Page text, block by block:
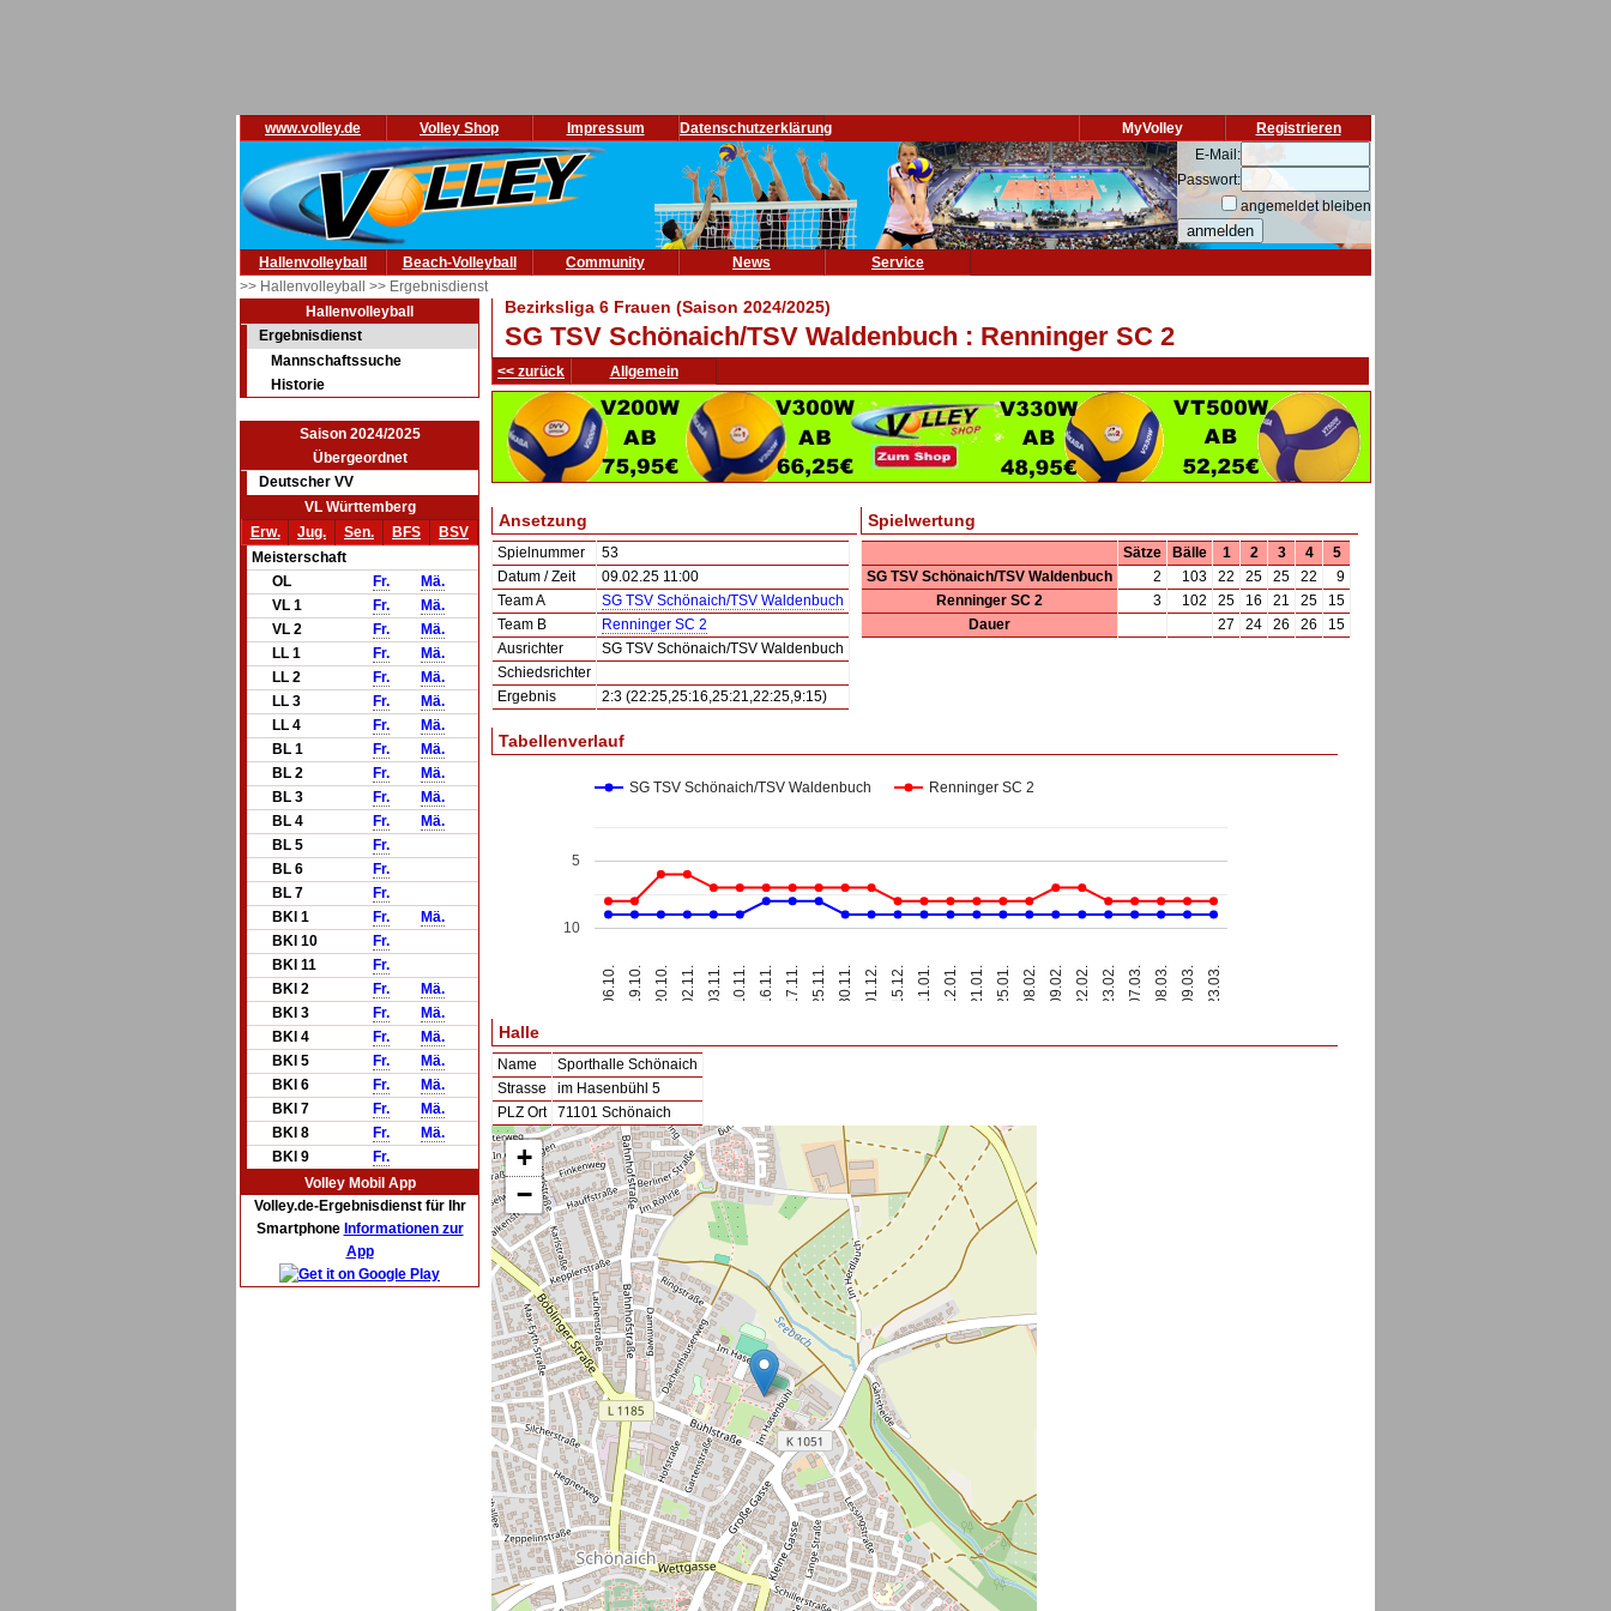
www.volley.de Volley Shop Impressum Datenschutzerklärung Registrieren
MyVolley
E-Mail:
Passwort:
angemeldet bleiben
Hallenvolleyball Beach-Volleyball Community News
Service
>> Hallenvolleyball >> Ergebnisdienst
Hallenvolleyball
Ergebnisdienst
Mannschaftssuche
Historie
Saison 2024/2025
Übergeordnet
Deutscher VV
VL Württemberg
Erw.
Jug. Sen. BFS
BSV
Meisterschaft
OL
Fr.
Mä.
VL 1
Fr.
Mä.
VL 2
Fr.
Mä.
LL 1
Fr.
Mä.
LL 2
Fr.
Mä.
LL 3
Fr.
Mä.
LL 4
Fr.
Mä.
BL 1
Fr.
Mä.
BL 2
Fr.
Mä.
BL 3
Fr.
Mä.
BL 4
Fr.
Mä.
BL 5
Fr.
BL 6
Fr.
BL 7
Fr.
BKl 1
Fr.
Mä.
BKl 10
Fr.
BKl 11
Fr.
BKl 2
Fr.
Mä.
BKl 3
Fr.
Mä.
BKl 4
Fr.
Mä.
BKl 5
Fr.
Mä.
BKl 6
Fr.
Mä.
BKl 7
Fr.
Mä.
BKl 8
Fr.
Mä.
BKl 9
Fr.
Volley Mobil App
Volley.de-Ergebnisdienst für Ihr
Smartphone Informationen zur
App
Bezirksliga 6 Frauen (Saison 2024/2025)
SG TSV Schönaich/TSV Waldenbuch : Renninger SC 2
<< zurück Allgemein
Ansetzung
Spielnummer
53
Datum / Zeit
09.02.25 11:00
Team A
SG TSV Schönaich/TSV Waldenbuch
Team B
Renninger SC 2
Ausrichter
SG TSV Schönaich/TSV Waldenbuch
Schiedsrichter
Ergebnis
2:3 (22:25,25:16,25:21,22:25,9:15)
Spielwertung
Sätze Bälle 1 2 3 4
5
SG TSV Schönaich/TSV Waldenbuch
2 103 22 25 25 22
9
Renninger SC 2
3 102 25 16 21 25
15
Dauer
27 24 26 26 15
Tabellenverlauf
SG TSV Schönaich/TSV Waldenbuch Renninger SC 2
06.10. 19.10. 20.10. 02.11. 03.11. 10.11. 16.11. 17.11. 25.11. 30.11. 01.12. 15.12. 11.01. 12.01. 21.01. 25.01. 08.02. 09.02. 22.02. 23.02. 07.03. 08.03. 09.03. 23.03.
5
10
Halle
Name
Sporthalle Schönaich
Strasse
im Hasenbühl 5
PLZ Ort
71101 Schönaich
+
−